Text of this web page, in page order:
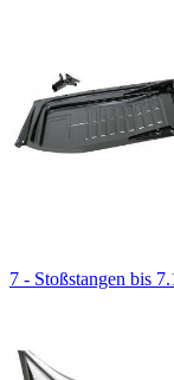
7 - Stoßstangen bis